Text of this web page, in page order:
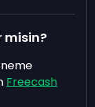
misin?
Freecash